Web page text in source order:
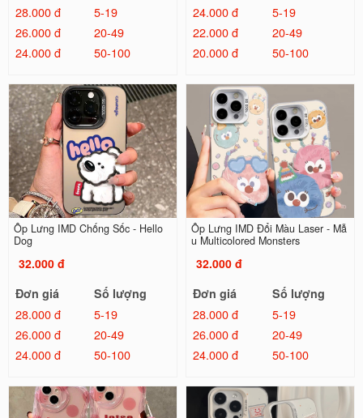
28.000 đ
5-19
26.000 đ
20-49
24.000 đ
50-100
24.000 đ
5-19
22.000 đ
20-49
20.000 đ
50-100
Ốp Lưng IMD Chống Sốc - Hello
Dog
32.000 đ
Đơn giá
Số lượng
28.000 đ
5-19
26.000 đ
20-49
24.000 đ
50-100
Ốp Lưng IMD Đổi Màu Laser - Mẫ
u Multicolored Monsters
32.000 đ
Đơn giá
Số lượng
28.000 đ
5-19
26.000 đ
20-49
24.000 đ
50-100